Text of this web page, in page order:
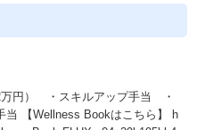
万円） ・スキルアップ手当 ・
【Wellness Bookはこちら】 h